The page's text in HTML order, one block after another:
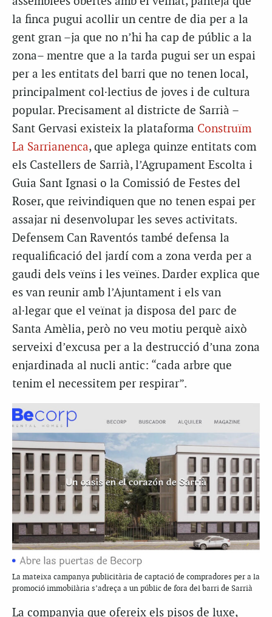
la finca pugui acollir un centre de dia per a la
gent gran –ja que no n’hi ha cap de públic a la
zona– mentre que a la tarda pugui ser un espai
per a les entitats del barri que no tenen local,
principalment col·lectius de joves i de cultura
popular. Precisament al districte de Sarrià –
Sant Gervasi existeix la plataforma Construïm
La Sarrianenca, que aplega quinze entitats com
els Castellers de Sarrià, l’Agrupament Escolta i
Guia Sant Ignasi o la Comissió de Festes del
Roser, que reivindiquen que no tenen espai per
assajar ni desenvolupar les seves activitats.
Defensem Can Raventós també defensa la
requalificació del jardí com a zona verda per a
gaudi dels veïns i les veïnes. Darder explica que
es van reunir amb l’Ajuntament i els van
al·legar que el veïnat ja disposa del parc de
Santa Amèlia, però no veu motiu perquè això
serveixi d’excusa per a la destrucció d’una zona
enjardinada al nucli antic: “cada arbre que
tenim el necessitem per respirar”.
La mateixa campanya publicitària de captació de compradores per a la
promoció immobilària s’adreça a un públic de fora del barri de Sarrià
La companyia que ofereix els pisos de luxe,